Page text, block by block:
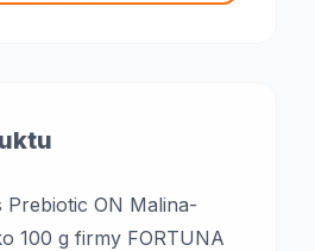
Prebiotic ON Malina-
100 g firmy FORTUNA